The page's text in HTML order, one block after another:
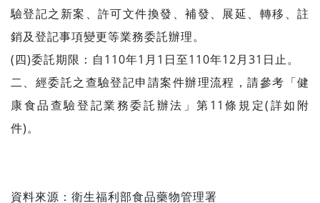
驗登記之新案、許可文件換發、補發、展延、轉移、註
銷及登記事項變更等業務委託辦理。
(四)委託期限：自110年1月1日至110年12月31日止。
二、經委託之查驗登記申請案件辦理流程，請參考「健
康食品查驗登記業務委託辦法」第11條規定(詳如附
件)。
資料來源： 衛生福利部食品藥物管理署